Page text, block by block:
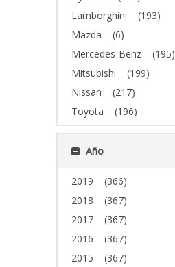
Lamborghini
(193)
Mazda
(6)
Mercedes-Benz
(195)
Mitsubishi
(199)
Nissan
(217)
Toyota
(196)
Año
2019
(366)
2018
(367)
2017
(367)
2016
(367)
2015
(367)